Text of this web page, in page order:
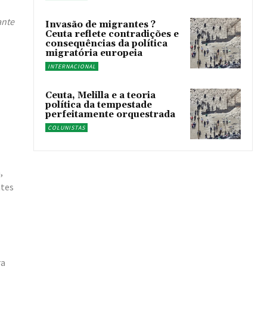
Invasão de migrantes ?
Ceuta reflete contradições e
consequências da política
migratória europeia
INTERNACIONAL
Ceuta, Melilla e a teoria
política da tempestade
perfeitamente orquestrada
COLUNISTAS